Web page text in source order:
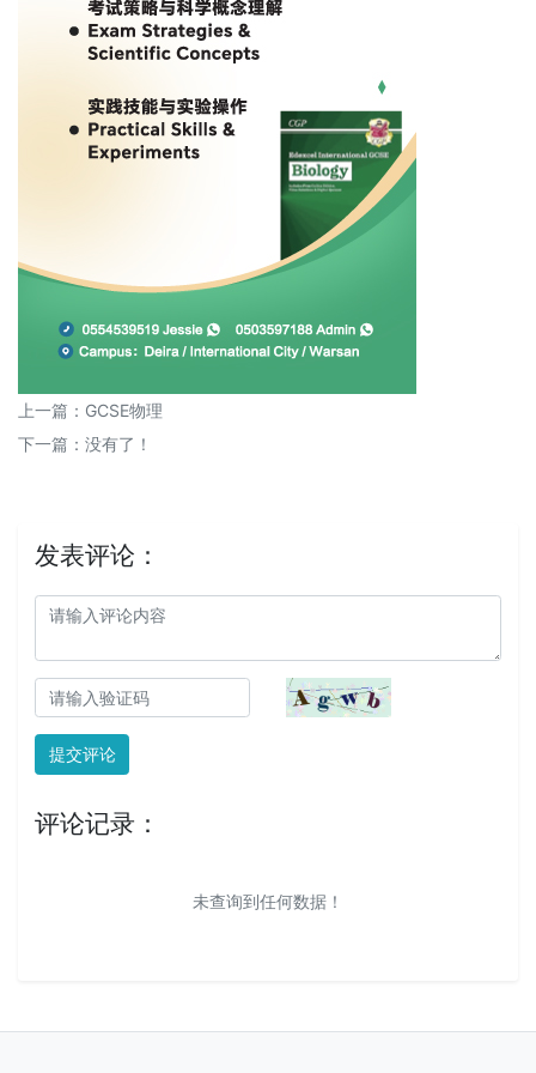
上一篇： GCSE物理
下一篇：没有了！
发表评论：
提交评论
评论记录：
未查询到任何数据！